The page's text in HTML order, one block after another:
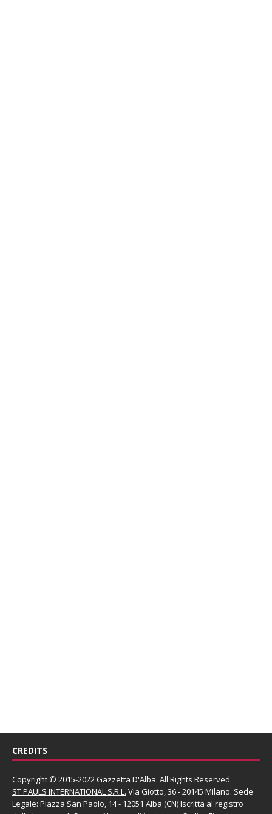
CREDITS
Copyright © 2015-2022 Gazzetta D'Alba. All Rights Reserved.
ST PAULS INTERNATIONAL S.R.L. Via Giotto, 36 - 20145 Milano. Sede
Legale: Piazza San Paolo, 14 - 12051 Alba (CN) Iscritta al registro